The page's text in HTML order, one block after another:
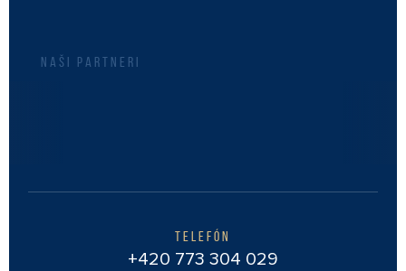
NAŠI PARTNERI
TELEFÓN
+420 773 304 029